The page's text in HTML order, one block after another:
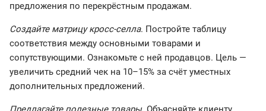
предложения по перекрёстным продажам.
Создайте матрицу кросс-селла. Постройте таблицу
соответствия между основными товарами и
сопутствующими. Ознакомьте с ней продавцов. Цель —
увеличить средний чек на 10–15% за счёт уместных
дополнительных предложений.